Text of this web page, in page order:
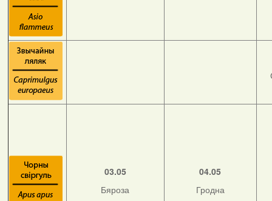
03.05
Бяроза
04.05
Гродна